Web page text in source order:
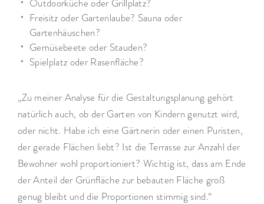
Outdoorküche oder Grillplatz?
Freisitz oder Gartenlaube? Sauna oder
Gartenhäuschen?
Gemüsebeete oder Stauden?
Spielplatz oder Rasenfläche?
„Zu meiner Analyse für die Gestaltungsplanung gehört
natürlich auch, ob der Garten von Kindern genutzt wird,
oder nicht. Habe ich eine Gärtnerin oder einen Puristen,
der gerade Flächen liebt? Ist die Terrasse zur Anzahl der
Bewohner wohl proportioniert? Wichtig ist, dass am Ende
der Anteil der Grünfläche zur bebauten Fläche groß
genug bleibt und die Proportionen stimmig sind.“